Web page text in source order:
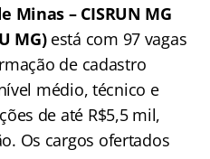
Minas – CISRUN MG
MG)está com 97 vagas
de cadastro
médio, técnico e
de até R$5,5 mil,
Os cargos ofertados